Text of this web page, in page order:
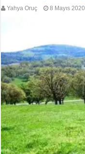
Yahya Oruç 8 Mayıs 2020